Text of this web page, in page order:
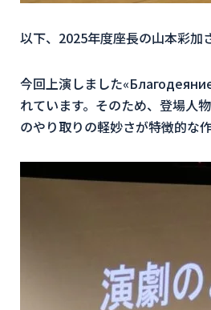
以下、2025年度座長の山本彩加
今回上演しました«
れています。そのため、登場人
のやり取りの軽妙さが特徴的な